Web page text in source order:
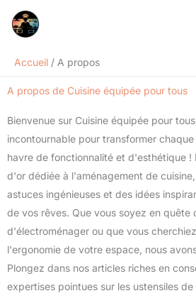
Accueil
A propos
A propos de Cuisine équipée pour tous
Bienvenue sur Cuisine équipée pour
incontournable pour transformer
havre de fonctionnalité et d'esthétique !
d'or dédiée à l'aménagement de
astuces ingénieuses et des idées
de vos rêves. Que vous soyez en quête
d'électroménager ou que vous
l'ergonomie de votre espace, nous
Plongez dans nos articles riches en
expertises pointues sur les ustensiles